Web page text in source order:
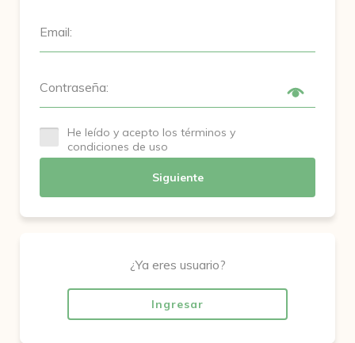
Email:
Contraseña:
He leído y acepto los términos y
condiciones de uso
Siguiente
¿Ya eres usuario?
Ingresar